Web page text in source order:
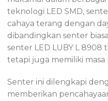
teknologi LED SMD,
cahaya terang dengan
dibandingkan senter
senter LED LUBY L 8908
tetapi juga memiliki masa
Senter ini dilengkapi
memberikan